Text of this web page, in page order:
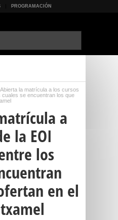
PROGRAMACIÓN
Abierta la matrícula a los cursos
cuales se encuentran los que
a
la EOI
los
en el